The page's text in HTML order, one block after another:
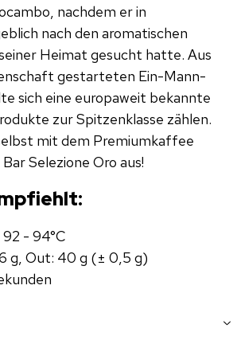
nachdem er in
nach den aromatischen
Heimat gesucht hatte. Aus
gestarteten Ein-Mann-
sich eine europaweit bekannte
zur Spitzenklasse zählen.
mit dem Premiumkaffee
Selezione Oro aus!
- 94°C
g, Out: 40 g (± 0,5 g)